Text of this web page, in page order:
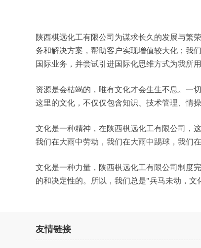
陕西棋远化工有限公司为谋求长久的发展与繁
务和解决方案，帮助客户实现增值较大化；我
国际业务，并尝试引进国际化思维方式为我所
资源是会枯竭的，唯有文化才会生生不息。一
这里的文化，不仅仅包含知识、技术管理、情
文化是一种精神，在陕西棋远化工有限公司，
我们在大雨中劳动，我们在大雨中踢球，我
文化是一种力量，陕西棋远化工有限公司制度
的和决定性的。所以，我们总是"兵马未动，
友情链接